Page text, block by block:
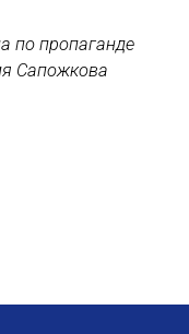
по пропаганде
Сапожкова